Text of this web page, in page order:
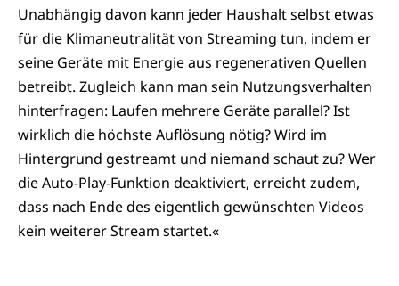
Unabhängig davon kann jeder Haushalt selbst etwas
für die Klimaneutralität von Streaming tun, indem er
seine Geräte mit Energie aus regenerativen Quellen
betreibt. Zugleich kann man sein Nutzungsverhalten
hinterfragen: Laufen mehrere Geräte parallel? Ist
wirklich die höchste Auflösung nötig? Wird im
Hintergrund gestreamt und niemand schaut zu? Wer
die Auto-Play-Funktion deaktiviert, erreicht zudem,
dass nach Ende des eigentlich gewünschten Videos
kein weiterer Stream startet.«